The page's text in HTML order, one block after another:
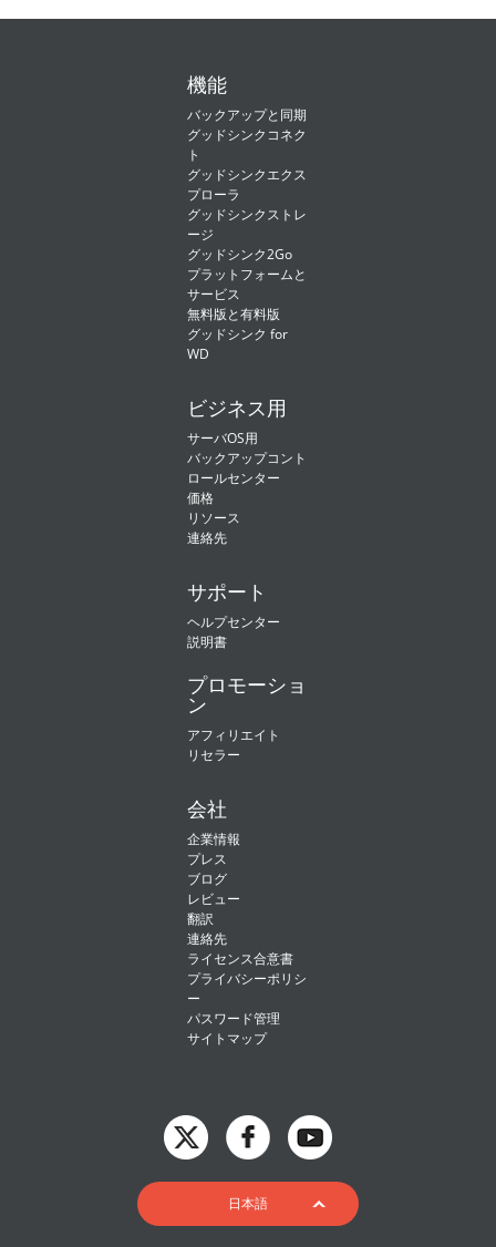
機能
バックアップと同期
グッドシンクコネク
ト
グッドシンクエクス
プローラ
グッドシンクストレ
ージ
グッドシンク2Go
プラットフォームと
サービス
無料版と有料版
グッドシンク for
WD
ビジネス用
サーバOS用
バックアップコント
ロールセンター
価格
リソース
連絡先
サポート
ヘルプセンター
説明書
プロモーショ
ン
アフィリエイト
リセラー
会社
企業情報
プレス
ブログ
レビュー
翻訳
連絡先
ライセンス合意書
プライバシーポリシ
ー
パスワード管理
サイトマップ
日本語
English
Deutsch